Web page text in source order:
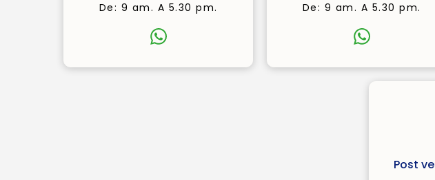
De: 9 am. A 5.30 pm. De: 9 am. A 5.30 pm.
Post